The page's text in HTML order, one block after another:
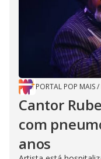
PORTAL POP MAIS/
Cantor
com
anos